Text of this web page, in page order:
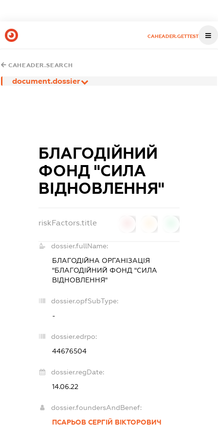
CAHEADER.GETTEST
CAHEADER.SEARCH
document.dossier
БЛАГОДІЙНИЙ
ФОНД "СИЛА
ВІДНОВЛЕННЯ"
riskFactors.title
dossier.fullName:
БЛАГОДІЙНА ОРГАНІЗАЦІЯ
"БЛАГОДІЙНИЙ ФОНД "СИЛА
ВІДНОВЛЕННЯ"
dossier.opfSubType:
-
dossier.edrpo:
44676504
dossier.regDate:
14.06.22
dossier.foundersAndBenef:
ПСАРЬОВ СЕРГІЙ ВІКТОРОВИЧ